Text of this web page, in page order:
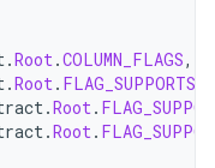
.Root.COLUMN_FLAGS,
.Root.
.Root.
.Root.